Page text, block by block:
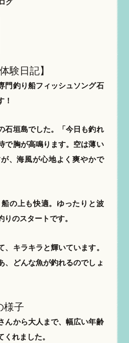
グ
験日記】
門釣り船フィッシュソング石
！
石垣島でした。「今日も釣れ
で胸が高鳴ります。空は薄い
、海風が心地よく爽やかで
の上も快適。ゆったりと波
りのスタートです。
、キラキラと輝いています。
、どんな魚が釣れるのでしょ
様子
んから大人まで、幅広い年齢
れました。